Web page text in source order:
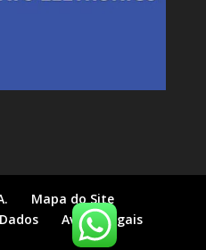
Mapa do Site
Avisos Legais